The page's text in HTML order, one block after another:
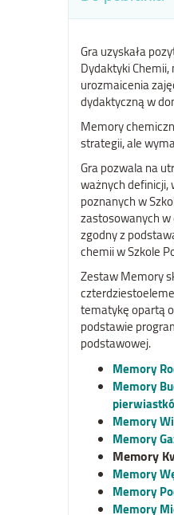
Gra uzyskała
Dydaktyki
urozmaicenia
dydaktyczną w
Memory
strategii, ale
Gra pozwala na
ważnych definicji,
poznanych w
zastosowanych
zgodny z
chemii w Szkole
Zestaw Memory
tematykę opartą
podstawie
podstawowej.
Memory
Memory
Memory
Memory
Memory
Memory
Memory
Memory